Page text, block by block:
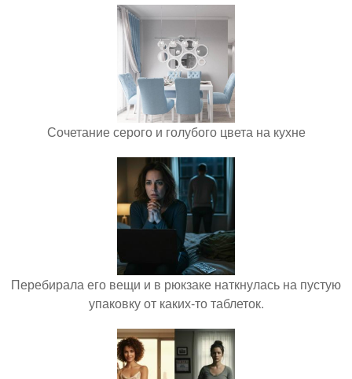
Сочетание серого и голубого цвета на кухне
Перебирала его вещи и в рюкзаке наткнулась на пустую
упаковку от каких-то таблеток.